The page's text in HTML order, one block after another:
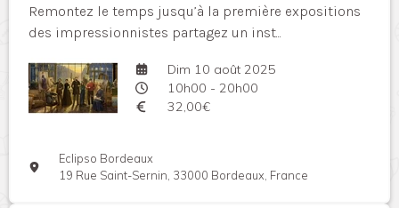
Remontez le temps jusqu’à la première expositions
des impressionnistes partagez un inst...
Dim 10 août 2025
10h00 - 20h00
32,00€
Eclipso Bordeaux
19 Rue Saint-Sernin, 33000 Bordeaux, France